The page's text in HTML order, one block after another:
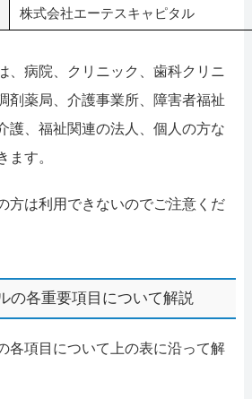
株式会社エーテスキャピタル
、病院、クリニック、歯科クリニ
剤薬局、介護事業所、障害者福祉
護、福祉関連の法人、個人の方な
ます。
方は利用できないのでご注意くだ
の各重要項目について解説
各項目について上の表に沿って解